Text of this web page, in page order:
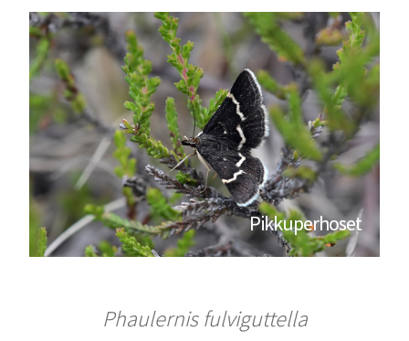
Pikkuperhoset
Phaulernis fulviguttella